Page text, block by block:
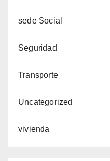
sede Social
Seguridad
Transporte
Uncategorized
vivienda